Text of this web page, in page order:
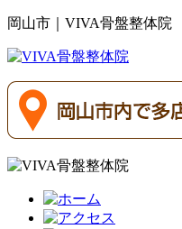
岡山市｜VIVA骨盤整体院